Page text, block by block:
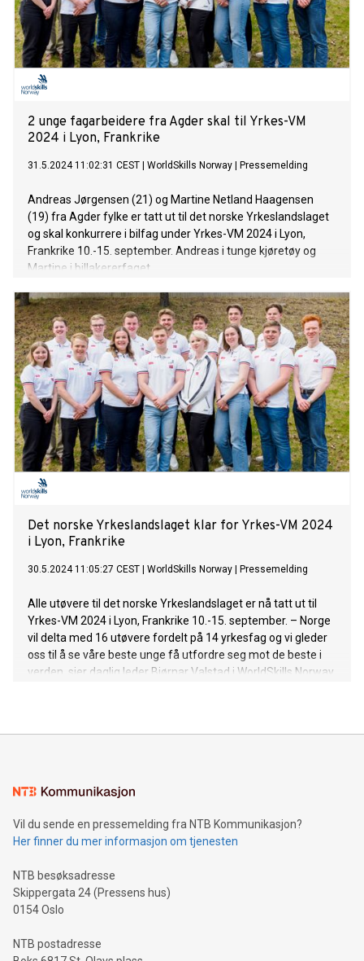
2 unge fagarbeidere fra Agder skal til Yrkes-VM
2024 i Lyon, Frankrike
31.5.2024 11:02:31 CEST WorldSkills Norway Pressemelding
Andreas Jørgensen (21) og Martine Netland Haagensen
(19) fra Agder fylke er tatt ut til det norske Yrkeslandslaget
og skal konkurrere i bilfag under Yrkes-VM 2024 i Lyon,
Frankrike 10.-15. september. Andreas i tunge kjøretøy og
Martine i billakererfaget.
Det norske Yrkeslandslaget klar for Yrkes-VM 2024
i Lyon, Frankrike
30.5.2024 11:05:27 CEST WorldSkills Norway Pressemelding
Alle utøvere til det norske Yrkeslandslaget er nå tatt ut til
Yrkes-VM 2024 i Lyon, Frankrike 10.-15. september. – Norge
vil delta med 16 utøvere fordelt på 14 yrkesfag og vi gleder
oss til å se våre beste unge få utfordre seg mot de beste i
verden, sier daglig leder Bjørnar Valstad i WorldSkills Norway.
Vil du sende en pressemelding fra NTB Kommunikasjon?
Her finner du mer informasjon om tjenesten
NTB besøksadresse
Skippergata 24 (Pressens hus)
0154 Oslo
NTB postadresse